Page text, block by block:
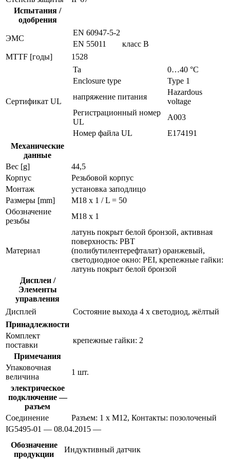
Испытания /
одобрения
ЭMC
EN 60947-5-2
EN 55011
класс B
MTTF [годы]
1528
Сертификат UL
Ta
0…40 °C
Enclosure type
Type 1
напряжение питания
Hazardous
voltage
Регистрационный номер
UL
A003
Номер файла UL
E174191
Механические
данные
Вес [g]
44,5
Корпус
Резьбовой корпус
Монтаж
установка заподлицо
Размеры [mm]
M18 x 1 / L = 50
Обозначение
резьбы
M18 x 1
Материал
латунь покрыт белой бронзой, активная
поверхность: PBT
(полибутилентерефталат) оранжевый,
светодиодное окно: PEI, крепежные гайки:
латунь покрыт белой бронзой
Дисплеи /
Элементы
управления
Дисплей
Состояние выхода 4 x светодиод, жёлтый
Принадлежности
Комплект
поставки
крепежные гайки: 2
Примечания
Упаковочная
величина
1 шт.
электрическое
подключение —
разъем
Соединение
Разъем: 1 x M12, Контакты: позолоченый
IG5495-01 — 08.04.2015 —
Обозначение
продукции
Индуктивный датчик